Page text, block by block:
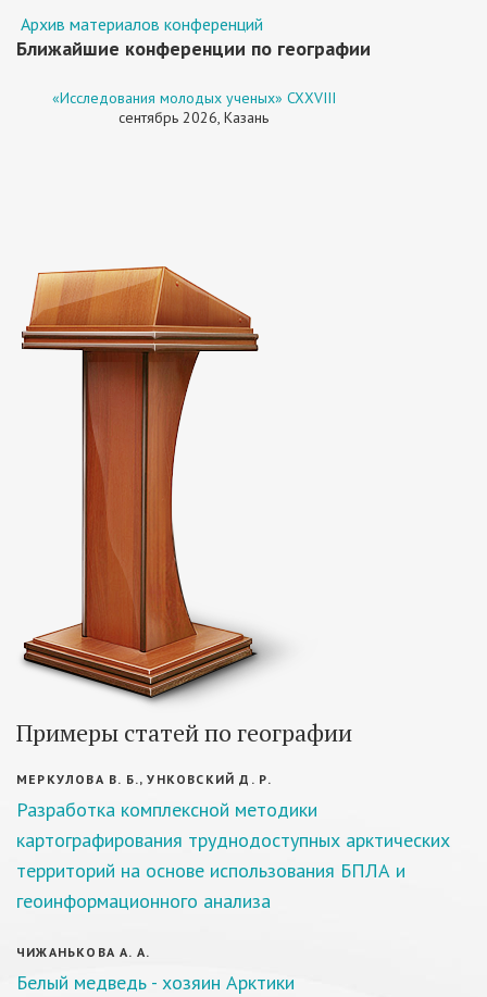
Архив материалов конференций
Ближайшие конференции по географии
«Исследования молодых ученых» CXXVIII
сентябрь 2026, Казань
Примеры статей по географии
МЕРКУЛОВА В. Б., УНКОВСКИЙ Д. Р.
Разработка комплексной методики
картографирования труднодоступных арктических
территорий на основе использования БПЛА и
геоинформационного анализа
ЧИЖАНЬКОВА А. А.
Белый медведь - хозяин Арктики